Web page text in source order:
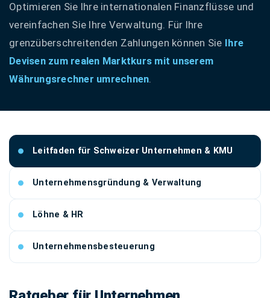
Optimieren Sie Ihre internationalen Finanzflüsse und
vereinfachen Sie Ihre Verwaltung. Für Ihre
grenzüberschreitenden Zahlungen können Sie Ihre
Devisen zum realen Marktkurs mit unserem
Währungsrechner umrechnen.
Leitfaden für Schweizer Unternehmen & KMU
Unternehmensgründung & Verwaltung
Löhne & HR
Unternehmensbesteuerung